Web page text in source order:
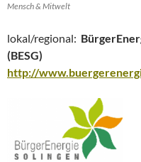
Mensch & Mitwelt
lokal/regional:
(BESG)
http://